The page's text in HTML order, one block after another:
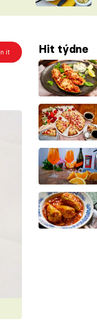
ŠÉFREDAKTORKY
ČASOPIS
it Hit týdne